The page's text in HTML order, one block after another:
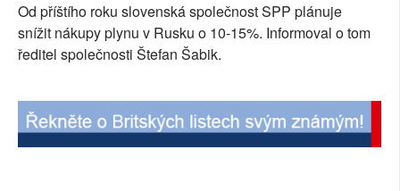
PŘÍSPĚVKY NA PROVOZ
RUBRIKY
Od příštího roku slovenská společnost SPP plánuje
snížit nákupy plynu v Rusku o 10-15%. Informoval o tom
ředitel společnosti Štefan Šabik.